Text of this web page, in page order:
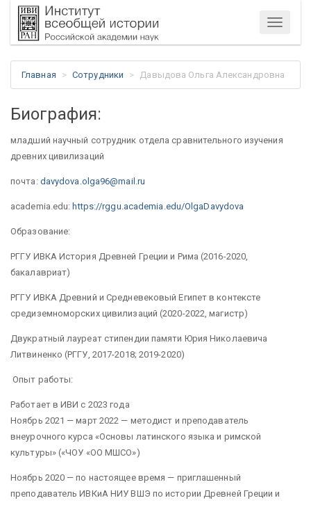
Меню
Главная Сотрудники Давыдова Ольга Александровна
Биография:
младший научный сотрудник отдела сравнительного изучения
древних цивилизаций
почта: davydova.olga96@mail.ru
academia.edu: https://rggu.academia.edu/OlgaDavydova
Образование:
РГГУ ИВКА История Древней Греции и Рима (2016-2020,
бакалавриат)
РГГУ ИВКА Древний и Средневековый Египет в контексте
средиземноморских цивилизаций (2020-2022, магистр)
Двукратный лауреат стипендии памяти Юрия Николаевича
Литвиненко (РГГУ, 2017-2018; 2019-2020)
Опыт работы:
Работает в ИВИ с 2023 года
Ноябрь 2021 — март 2022 — методист и преподаватель
внеурочного курса «Основы латинского языка и римской
культуры» («ЧОУ «ОО МШСО»)
Ноябрь 2020 — по настоящее время — приглашенный
преподаватель ИВКиА НИУ ВШЭ по истории Древней Греции и